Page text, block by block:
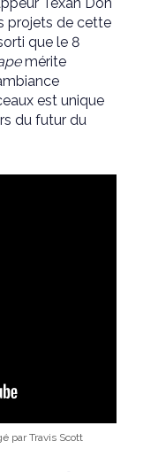
projets de cette
que le 8
mérite
est unique
du futur du
par Travis Scott